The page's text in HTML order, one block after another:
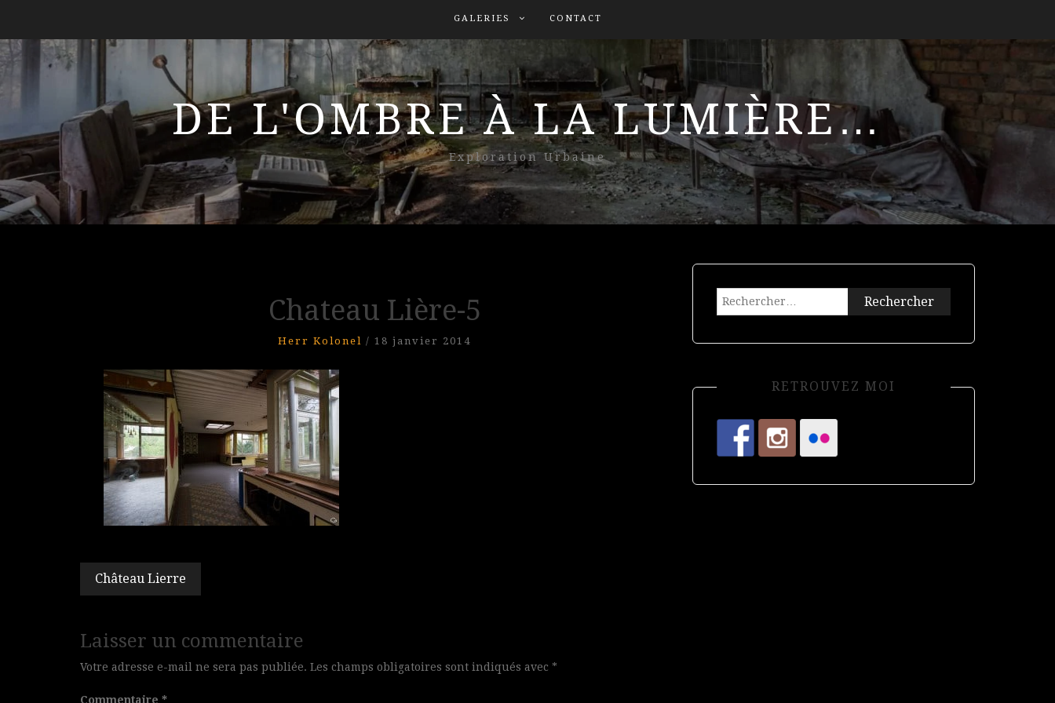
GALERIES CONTACT
DE L'OMBRE À LA LUMIÈRE…
Exploration Urbaine
Chateau Lière-5
Herr Kolonel / 18 janvier 2014
Navigation
de
l’article
Château Lierre
Laisser un commentaire
Votre adresse e-mail ne sera pas publiée. Les champs obligatoires sont indiqués avec *
Commentaire *
Rechercher :
RETROUVEZ MOI